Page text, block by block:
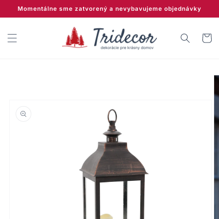
na
obsah
Momentálne sme zatvorený a nevybavujeme objednávky
Košík